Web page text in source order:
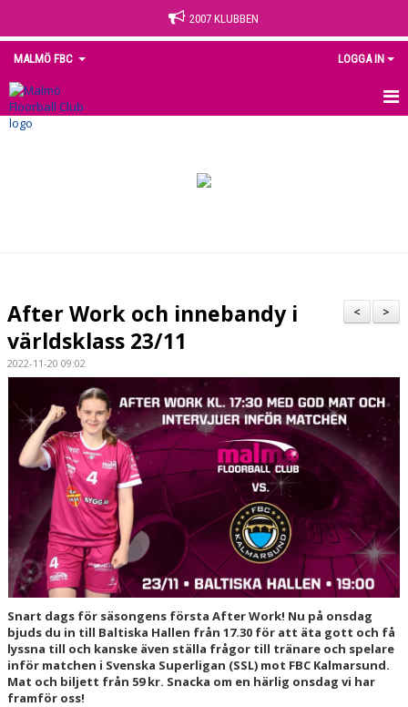
2007 KLUBBEN
MALMÖ FBC LOGGA IN
HEM
MEDLEM
MATCHER
HALL OF FAME
>
<
After Work och innebandy i
världsklass 23/11
2022-11-20 09:02
Snart dags för säsongens första After Work! Nu på onsdag
bjuds du in till Baltiska Hallen från 17.30 för att äta gott och få
lyssna till och kanske även ställa frågor till tränare och spelare
inför matchen i Svenska Superligan (SSL) mot FBC Kalmarsund.
Mat och biljett från 59 kr. Snacka om en härlig onsdag vi har
framför oss!